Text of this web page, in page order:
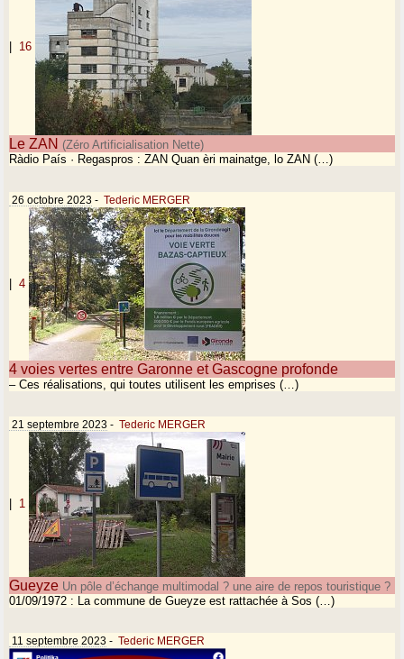
16
Le ZAN (Zéro Artificialisation Nette)
Ràdio País · Regaspros : ZAN Quan èri mainatge, lo ZAN (…)
26 octobre 2023 - Tederic MERGER
| 4
4 voies vertes entre Garonne et Gascogne profonde
– Ces réalisations, qui toutes utilisent les emprises (…)
21 septembre 2023 - Tederic MERGER
1
Gueyze Un pôle d’échange multimodal ? une aire de repos touristique ?
01/09/1972 : La commune de Gueyze est rattachée à Sos (…)
11 septembre 2023 - Tederic MERGER